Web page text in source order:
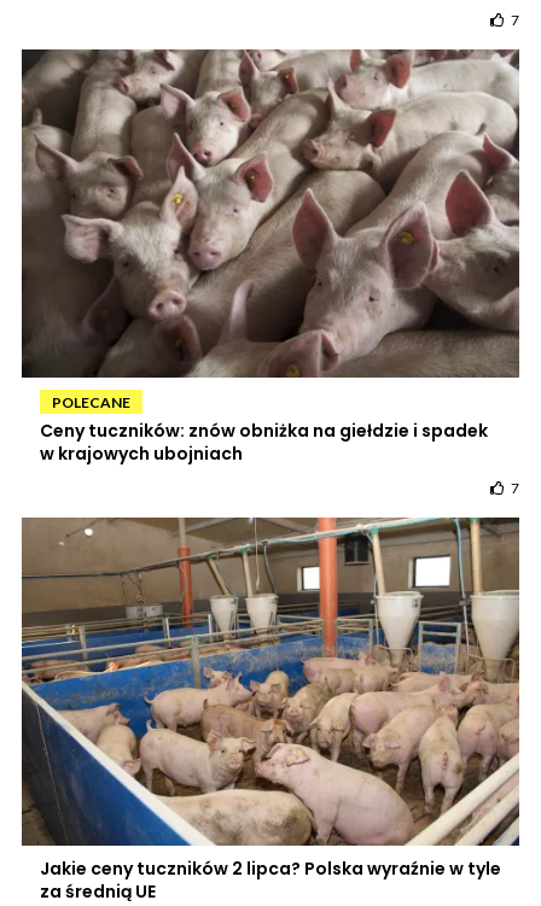
7
POLECANE
Ceny tuczników: znów obniżka na giełdzie i spadek
w krajowych ubojniach
7
Jakie ceny tuczników 2 lipca? Polska wyraźnie w tyle
za średnią UE